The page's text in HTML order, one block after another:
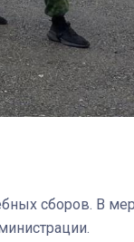
сборов. В